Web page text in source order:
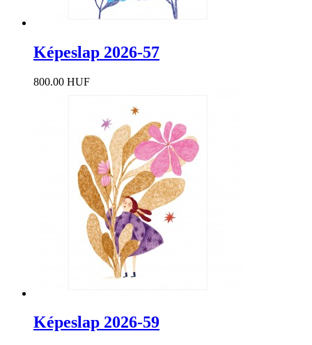
Képeslap 2026-57
800.00 HUF
Képeslap 2026-59